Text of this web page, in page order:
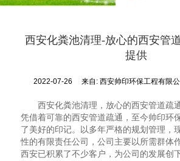
西安化粪池清理-放心的西安管
提供
2022-07-26 来自:西安帅印环保工程有限公
西安化粪池清理，放心的西安管道疏
凭借着可靠的西安管道疏通，至今帅印环
了美好的印记。以多年严格的规划管理，
性的有限责任公司，公司主要以所需群体
西安已积累了不少客户，为公司的发展创